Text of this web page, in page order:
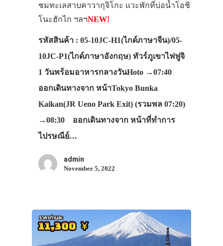
ชมทะเลสาบคาวากุจิโกะ แวะพักที่บ่อน้ำโอชิ
โนะฮักไก ฯลฯNEW!
รหัสสินค้า : 05-10JC-H1(ไกด์ภาษาจีน)/05-
10JC-P1(ไกด์ภาษาอังกฤษ) ทัวร์ภูเขาไฟฟูจิ
1 วันพร้อมอาหารกลางวันHoto →07:40
ออกเดินทางจาก หน้าTokyo Bunka
Kaikan(JR Ueno Park Exit) (รวมพล 07:20)
→08:30 ออกเดินทางจาก หน้าที่ทำการ
ไปรษณีย์…
admin
November 5, 2022